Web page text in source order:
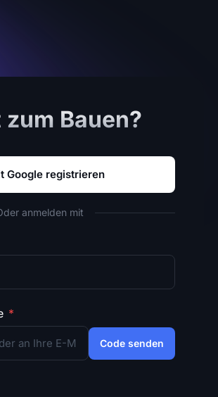
zum Bauen?
Google registrieren
anmelden mit
*
Code senden